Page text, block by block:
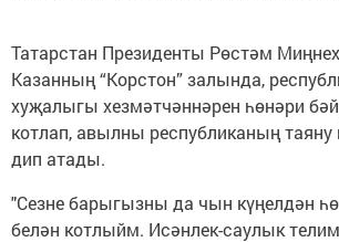
Татарстан Президенты Рөстәм
Казанның “Корстон” залында,
хуҗалыгы хезмәтчәннәрен һөнәри
котлап, авылны республиканың таяну
дип атады.
"Сезне барыгызны да чын күңелдән
белән котлыйм. Исәнлек-саулык